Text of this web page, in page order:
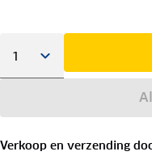
Verkoop en verzending